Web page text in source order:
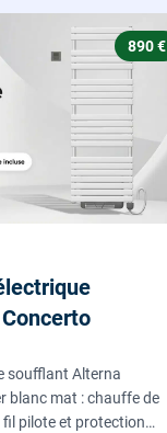
890 €
soufflant Alterna
blanc mat : chauffe de
fil pilote et protection